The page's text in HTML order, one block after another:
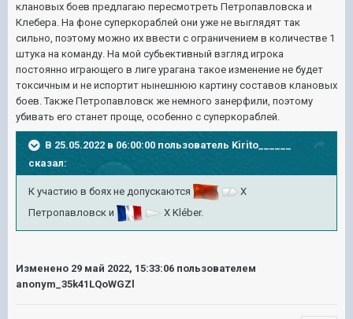
клановых боев предлагаю пересмотреть Петропавловска и
Клебера. На фоне суперкораблей они уже не выглядят так
сильно, поэтому можно их ввести с ограничением в количестве 1
штука на команду. На мой субьективный взгляд игрока
постоянно играющего в лиге урагана такое изменение не будет
токсичным и не испортит нынешнюю картину составов клановых
боев. Также Петропавловск же немного занерфили, поэтому
убивать его станет проще, особенно с суперкораблей.
В 25.05.2022 в 06:00:00 пользователь Kirito______
сказал:
К участию в боях не допускаются
X
Петропавловск и X Kléber.
Изменено 29 май 2022, 15:33:06 пользователем
anonym_35k41LQoWGZl